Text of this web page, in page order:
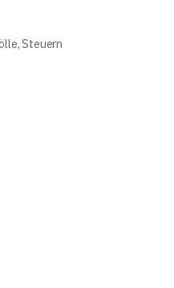
Steuern